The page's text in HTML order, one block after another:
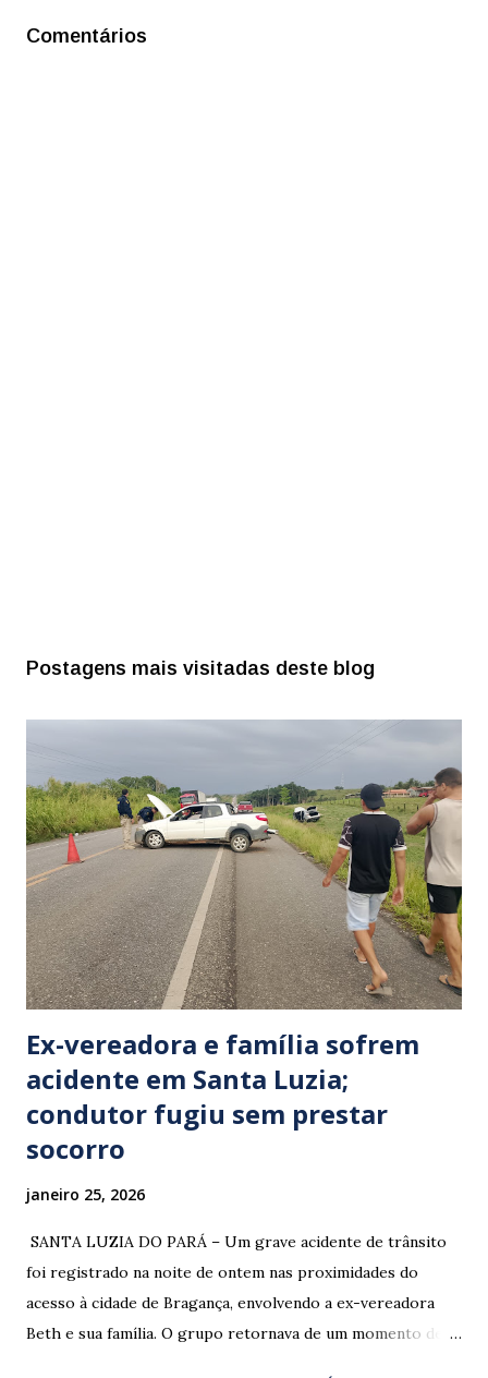
Comentários
Postagens mais visitadas deste blog
Ex-vereadora e família sofrem
acidente em Santa Luzia;
condutor fugiu sem prestar
socorro
janeiro 25, 2026
​ SANTA LUZIA DO PARÁ – Um grave acidente de trânsito
foi registrado na noite de ontem nas proximidades do
acesso à cidade de Bragança, envolvendo a ex-vereadora
Beth e sua família. O grupo retornava de um momento de